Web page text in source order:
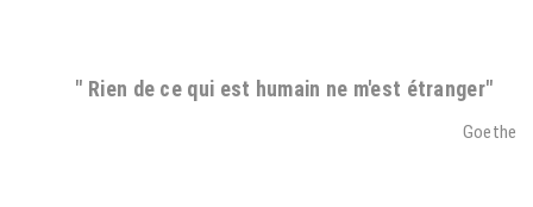
" Rien de ce qui est humain ne m'est étranger"
Goethe